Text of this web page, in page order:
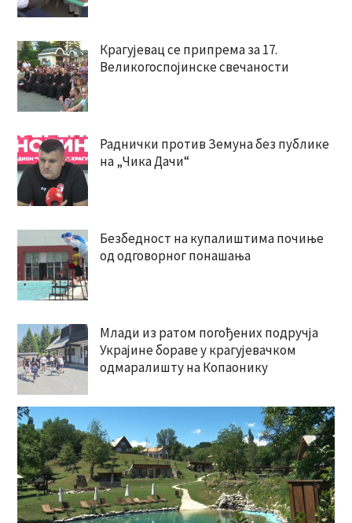
Крагујевац се припрема за 17.
Великогоспојинске свечаности
Раднички против Земуна без публике
на „Чика Дачи“
Безбедност на купалиштима почиње
од одговорног понашања
Млади из ратом погођених подручја
Украјине бораве у крагујевачком
одмаралишту на Копаонику